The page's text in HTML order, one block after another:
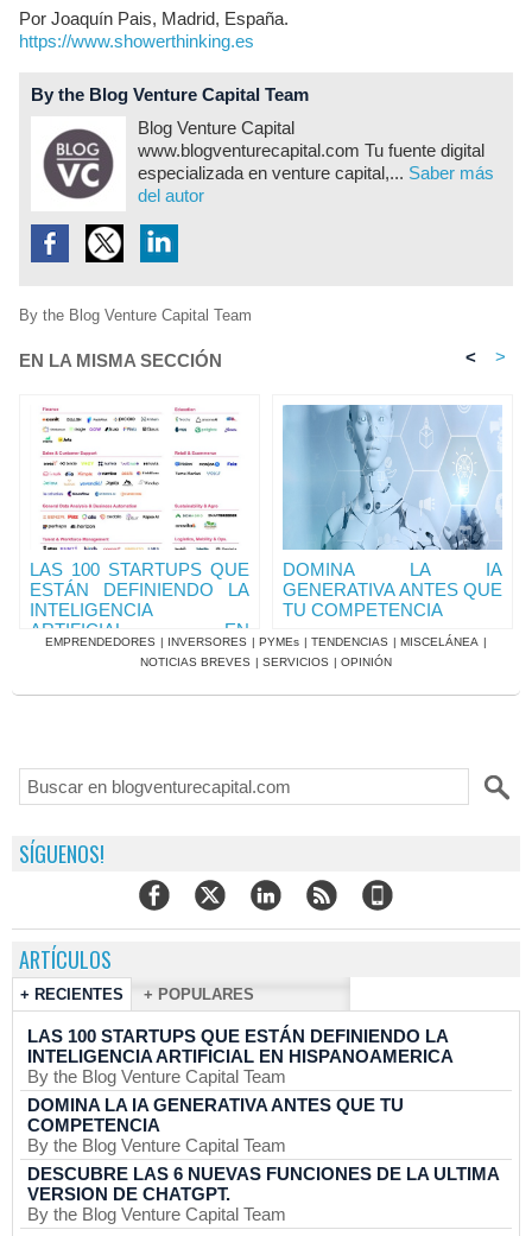
Por Joaquín Pais, Madrid, España.
https://www.showerthinking.es
By the Blog Venture Capital Team
Blog Venture Capital
www.blogventurecapital.com Tu fuente digital
especializada en venture capital,... Saber más
del autor
By the Blog Venture Capital Team
EN LA MISMA SECCIÓN < >
LAS 100 STARTUPS QUE
ESTÁN DEFINIENDO LA
INTELIGENCIA
ARTIFICIAL EN
HISPANOAMERICA
DOMINA LA IA
GENERATIVA ANTES QUE
TU COMPETENCIA
EMPRENDEDORES | INVERSORES | PYMEs | TENDENCIAS | MISCELÁNEA |
NOTICIAS BREVES | SERVICIOS | OPINIÓN
SÍGUENOS!
ARTÍCULOS
+ RECIENTES + POPULARES
LAS 100 STARTUPS QUE ESTÁN DEFINIENDO LA
INTELIGENCIA ARTIFICIAL EN HISPANOAMERICA
By the Blog Venture Capital Team
DOMINA LA IA GENERATIVA ANTES QUE TU
COMPETENCIA
By the Blog Venture Capital Team
DESCUBRE LAS 6 NUEVAS FUNCIONES DE LA ULTIMA
VERSION DE CHATGPT.
By the Blog Venture Capital Team